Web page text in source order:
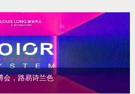
会，路易诗兰色